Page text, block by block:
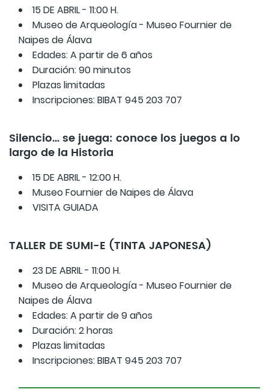
15 DE ABRIL - 11:00 H.
Museo de Arqueología - Museo Fournier de
Naipes de Álava
Edades: A partir de 6 años
Duración: 90 minutos
Plazas limitadas
Inscripciones: BIBAT 945 203 707
Silencio… se juega: conoce los juegos a lo
largo de la Historia
15 DE ABRIL - 12:00 H.
Museo Fournier de Naipes de Álava
VISITA GUIADA
TALLER DE SUMI-E (TINTA JAPONESA)
23 DE ABRIL - 11:00 H.
Museo de Arqueología - Museo Fournier de
Naipes de Álava
Edades: A partir de 9 años
Duración: 2 horas
Plazas limitadas
Inscripciones: BIBAT 945 203 707